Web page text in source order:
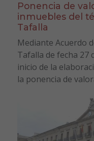
Ponencia de
inmuebles del
Tafalla
Mediante Acuerdo
Tafalla de fecha 27
inicio de la
la ponencia de